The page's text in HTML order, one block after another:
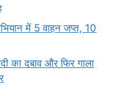
में 5 वाहन जप्त, 10
का दबाव और फिर गाला